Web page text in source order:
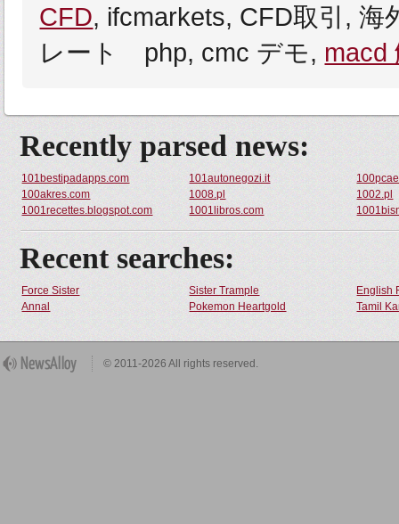
CFD, ifcmarkets, CFD取引, 海
レート php, cmc デモ, macd
Recently parsed news:
101bestipadapps.com 101autonegozi.it
100akres.com
1008.pl
1002.pl
1001recettes.blogspot.com
1001libros.com
Recent searches:
Force Sister Sister Trample
English
Annal
Pokemon Heartgold Tamil
© 2011-2026 All rights reserved.